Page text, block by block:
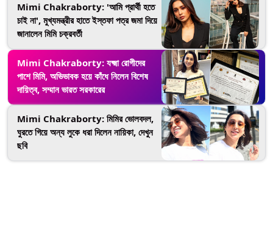
Mimi Chakraborty: 'আমি প্রার্থী হতে
চাই না', মুখ্যমন্ত্রীর হাতে ইস্তফা পত্র জমা দিয়ে
জানালেন মিমি চক্রবর্তী
Mimi Chakraborty: যক্ষ্মা রোগীদের
পাশে মিমি, অভিভাবক হয়ে কাঁধে নিলেন বিশেষ
দায়িত্ব, সম্মান ভারত সরকারের
Mimi Chakraborty: মিমির ভোলবদল,
ঘুরতে গিয়ে অন্য লুকে ধরা দিলেন নায়িকা, দেখুন
ছবি